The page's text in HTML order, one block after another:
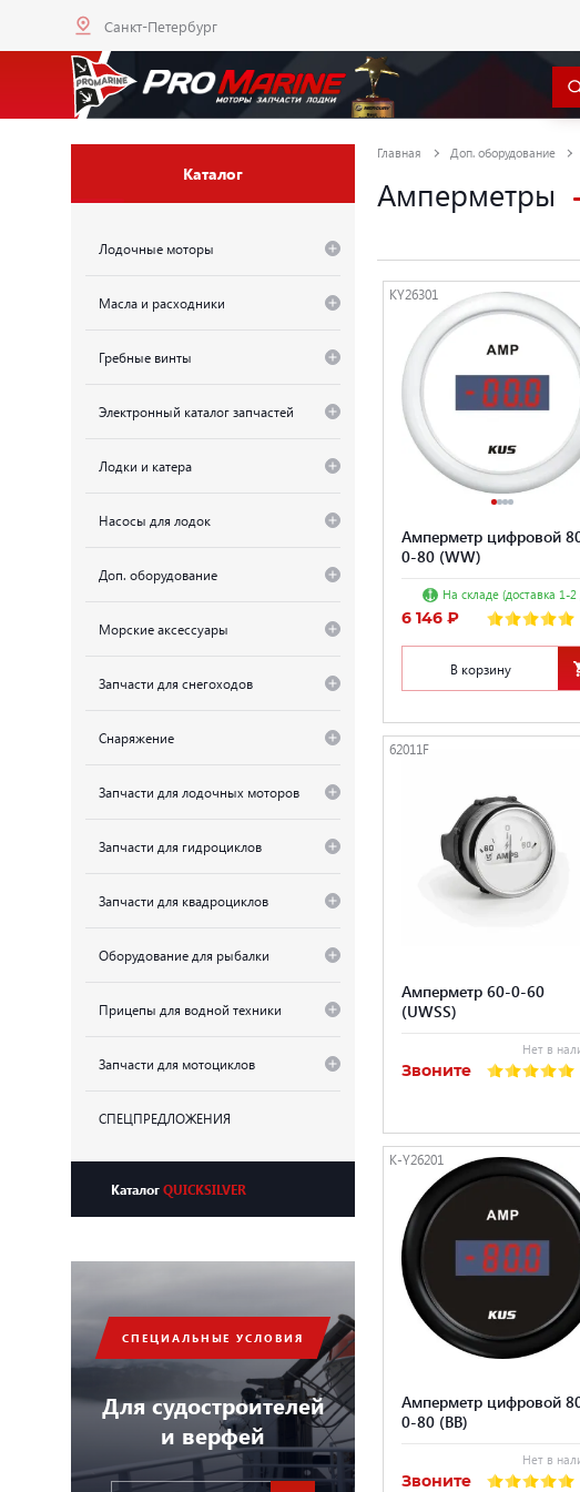
Санкт-Петербург
Каталог
Лодочные моторы
Масла и расходники
Гребные винты
Электронный каталог запчастей
Лодки и катера
Насосы для лодок
Доп. оборудование
Морские аксессуары
Запчасти для снегоходов
Снаряжение
Запчасти для лодочных моторов
Запчасти для гидроциклов
Запчасти для квадроциклов
Оборудование для рыбалки
Прицепы для водной техники
Запчасти для мотоциклов
СПЕЦПРЕДЛОЖЕНИЯ
КаталогQUICKSILVER
СПЕЦИАЛЬНЫЕ УСЛОВИЯ
Для судостроителей
и верфей
Главная Доп. оборудование
Амперметры
KY26301
Амперметр цифровой
0-80 (WW)
На складе (доставка 1-2
6 146 ₽
В корзину
62011F
Амперметр 60-0-60
(UWSS)
Нет в
Звоните
K-Y26201
Амперметр цифровой
0-80 (BB)
Нет в
Звоните